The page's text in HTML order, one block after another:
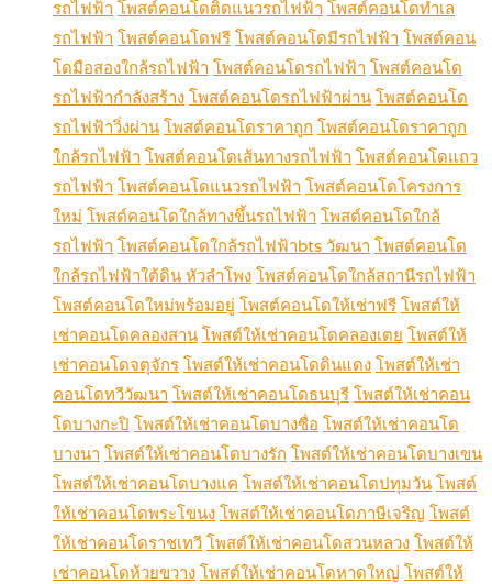
รถไฟฟ้า โพสต์คอนโดติดแนวรถไฟฟ้า โพสต์คอนโดทำเล
รถไฟฟ้า โพสต์คอนโดฟรี โพสต์คอนโดมีรถไฟฟ้า โพสต์คอน
โดมือสองใกล้รถไฟฟ้า โพสต์คอนโดรถไฟฟ้า โพสต์คอนโด
รถไฟฟ้ากำลังสร้าง โพสต์คอนโดรถไฟฟ้าผ่าน โพสต์คอนโด
รถไฟฟ้าวิ่งผ่าน โพสต์คอนโดราคาถูก โพสต์คอนโดราคาถูก
ใกล้รถไฟฟ้า โพสต์คอนโดเส้นทางรถไฟฟ้า โพสต์คอนโดแถว
รถไฟฟ้า โพสต์คอนโดแนวรถไฟฟ้า โพสต์คอนโดโครงการ
ใหม่ โพสต์คอนโดใกล้ทางขึ้นรถไฟฟ้า โพสต์คอนโดใกล้
รถไฟฟ้า โพสต์คอนโดใกล้รถไฟฟ้าbts วัฒนา โพสต์คอนโด
ใกล้รถไฟฟ้าใต้ดิน หัวลำโพง โพสต์คอนโดใกล้สถานีรถไฟฟ้า
โพสต์คอนโดใหม่พร้อมอยู่ โพสต์คอนโดให้เช่าฟรี โพสต์ให้
เช่าคอนโดคลองสาน โพสต์ให้เช่าคอนโดคลองเตย โพสต์ให้
เช่าคอนโดจตุจักร โพสต์ให้เช่าคอนโดดินแดง โพสต์ให้เช่า
คอนโดทวีวัฒนา โพสต์ให้เช่าคอนโดธนบุรี โพสต์ให้เช่าคอน
โดบางกะปิ โพสต์ให้เช่าคอนโดบางซื่อ โพสต์ให้เช่าคอนโด
บางนา โพสต์ให้เช่าคอนโดบางรัก โพสต์ให้เช่าคอนโดบางเขน
โพสต์ให้เช่าคอนโดบางแค โพสต์ให้เช่าคอนโดปทุมวัน โพสต์
ให้เช่าคอนโดพระโขนง โพสต์ให้เช่าคอนโดภาษีเจริญ โพสต์
ให้เช่าคอนโดราชเทวี โพสต์ให้เช่าคอนโดสวนหลวง โพสต์ให้
เช่าคอนโดห้วยขวาง โพสต์ให้เช่าคอนโดหาดใหญ่ โพสต์ให้